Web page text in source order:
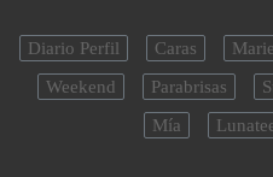
Diario Perfil Caras
Weekend
Parabrisas
Mía